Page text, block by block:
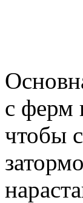
с ферм
чтобы